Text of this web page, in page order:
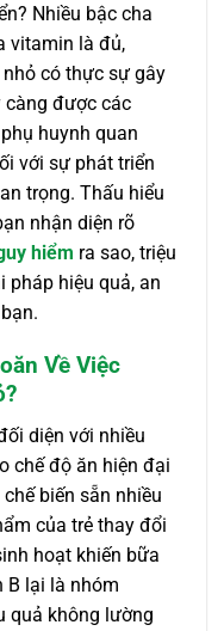
Nhiều bậc cha
vitamin là đủ,
có thực sự gây
càng được các
huynh quan
với sự phát triển
trọng. Thấu hiểu
nhận diện rõ
hiểm ra sao, triệu
pháp hiệu quả, an
Về Việc
diện với nhiều
chế độ ăn hiện đại
biến sẵn nhiều
của trẻ thay đổi
hoạt khiến bữa
B lại là nhóm
quả không lường